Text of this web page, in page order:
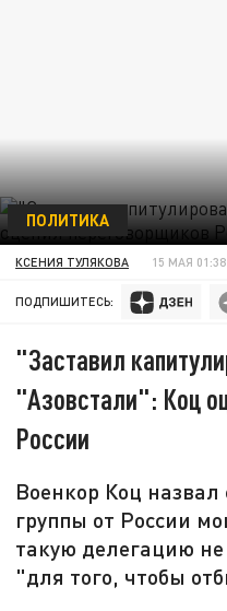
ПОЛИТИКА
КСЕНИЯ ТУЛЯКОВА 15 МАЯ 01:38
ПОДПИШИТЕСЬ:
"Заставил
"Азовстали": Коц
России
Военкор Коц назвал
группы от России
такую делегацию
"для того, чтобы